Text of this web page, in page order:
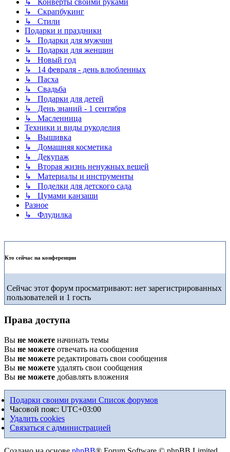
↳ Конверты своими руками
↳ Скрапбукинг
↳ Стили
Подарки и праздники
↳ Подарки для мужчин
↳ Подарки для женщин
↳ Новый год
↳ 14 февраля - день влюбленных
↳ Пасха
↳ Свадьба
↳ Подарки для детей
↳ День знаний - 1 сентября
↳ Масленница
Техники и виды рукоделия
↳ Вышивка
↳ Домашняя косметика
↳ Декупаж
↳ Вторая жизнь ненужных вещей
↳ Материалы и инструменты
↳ Поделки для детского сада
↳ Цумами канзаши
Разное
↳ Флудилка
Кто сейчас на конференции
Сейчас этот форум просматривают: нет зарегистрированных
пользователей и 1 гость
Права доступа
Вы не можете начинать темы
Вы не можете отвечать на сообщения
Вы не можете редактировать свои сообщения
Вы не можете удалять свои сообщения
Вы не можете добавлять вложения
Подарки своими руками Список форумов
Часовой пояс: UTC+03:00
Удалить cookies
Связаться с администрацией